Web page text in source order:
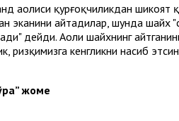
аҳолиси қурғоқчиликдан
эканини айтадилар, шунда шайх
дейди. Аҳоли шайхнинг
ризқимизга кенгликни насиб
жоме